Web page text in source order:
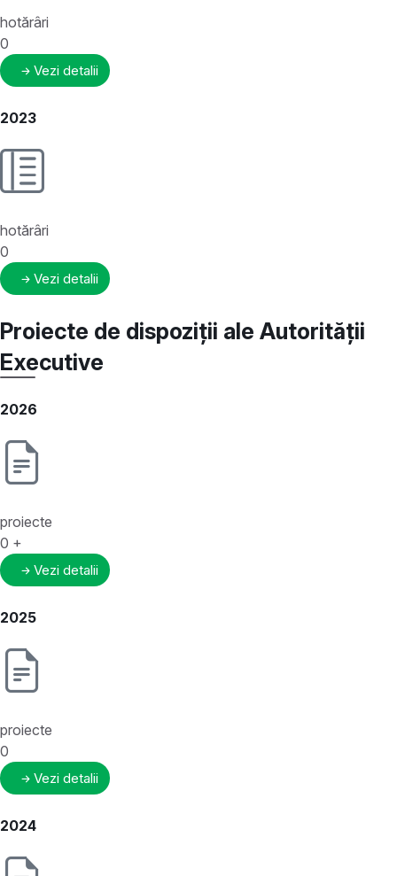
hotărâri
0
Vezi detalii
2023
hotărâri
0
Vezi detalii
Proiecte de dispoziții ale Autorității
Executive
2026
proiecte
0 +
Vezi detalii
2025
proiecte
0
Vezi detalii
2024